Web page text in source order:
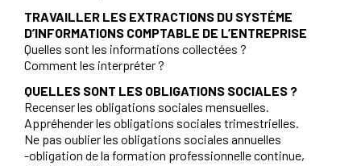
TRAVAILLER LES EXTRACTIONS DU SYSTÉME
D’INFORMATIONS COMPTABLE DE L’ENTREPRISE
Quelles sont les informations collectées ?
Comment les interpréter ?
QUELLES SONT LES OBLIGATIONS SOCIALES ?
Recenser les obligations sociales mensuelles.
Appréhender les obligations sociales trimestrielles.
Ne pas oublier les obligations sociales annuelles
-obligation de la formation professionnelle continue,